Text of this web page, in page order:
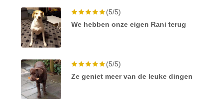
(5/5)
We hebben onze eigen Rani terug
(5/5)
Ze geniet meer van de leuke dingen